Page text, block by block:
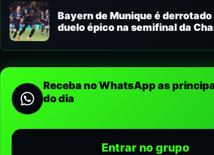
Bayern de Munique é derrotado
duelo épico na semifinal da
Receba no WhatsApp as
do dia
Entrar no grupo